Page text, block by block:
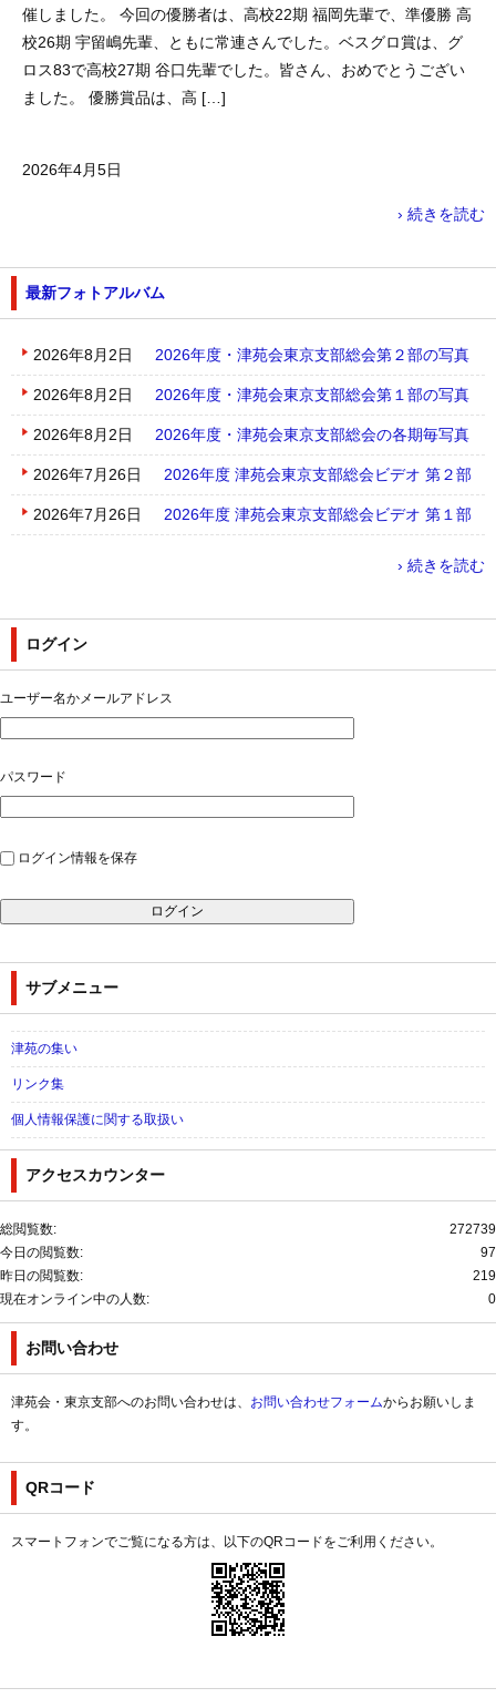
催しました。 今回の優勝者は、高校22期 福岡先輩で、準優勝 高
校26期 宇留嶋先輩、ともに常連さんでした。ベスグロ賞は、グ
ロス83で高校27期 谷口先輩でした。皆さん、おめでとうござい
ました。 優勝賞品は、高 […]
2026年4月5日
› 続きを読む
最新フォトアルバム
2026年8月2日 2026年度・津苑会東京支部総会第２部の写真
2026年8月2日 2026年度・津苑会東京支部総会第１部の写真
2026年8月2日 2026年度・津苑会東京支部総会の各期毎写真
2026年7月26日 2026年度 津苑会東京支部総会ビデオ 第２部
2026年7月26日 2026年度 津苑会東京支部総会ビデオ 第１部
› 続きを読む
ログイン
ユーザー名かメールアドレス
パスワード
ログイン情報を保存
サブメニュー
津苑の集い
リンク集
個人情報保護に関する取扱い
アクセスカウンター
272739
総閲覧数:
97
今日の閲覧数:
219
昨日の閲覧数:
0
現在オンライン中の人数:
お問い合わせ
津苑会・東京支部へのお問い合わせは、 お問い合わせフォームからお願いしま
す。
QRコード
スマートフォンでご覧になる方は、以下のQRコードをご利用ください。